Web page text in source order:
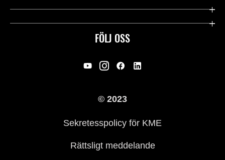
FÖLJ OSS
Användbara länkar
Rättsligt & Sekretess
Företag
© 2023
Sekretesspolicy för KME
Rättsligt meddelande